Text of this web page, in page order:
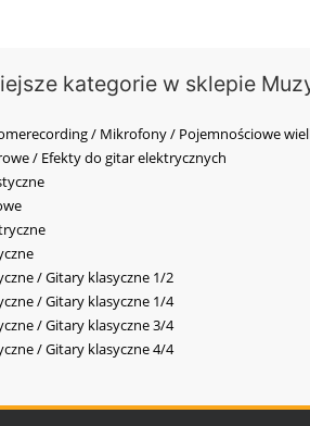
kategorie w sklepie
/ Mikrofony / Pojemnościowe
/ Efekty do gitar elektrycznych
/ Gitary klasyczne 1/2
/ Gitary klasyczne 1/4
/ Gitary klasyczne 3/4
/ Gitary klasyczne 4/4